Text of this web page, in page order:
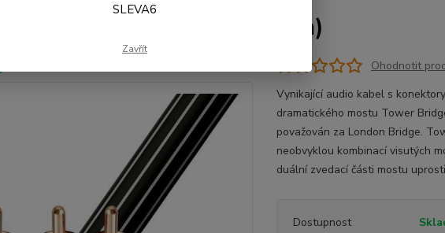
Tower RR RCA-RCA (2m)
Ohodnotit
Vynikající audio kabel s
dramatického mostu Tower
považován za London Bridge.
neobvyklou kombinací visutých
duální zvedací části mostu
Dostupnost
SLEVA6
Zavřít